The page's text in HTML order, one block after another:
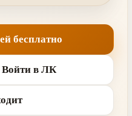
бесплатно
Войти в ЛК